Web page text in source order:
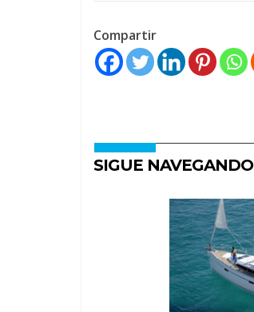
Compartir
SIGUE NAVEGANDO